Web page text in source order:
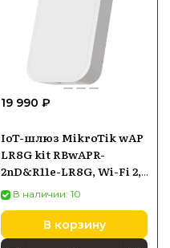
19 990 ₽
IoT-шлюз MikroTik wAP
LR8G kit RBwAPR-
2nD&R11e-LR8G, Wi-Fi 2,4
ГГц, LoRa, PoE-in
В наличии: 10
В корзину